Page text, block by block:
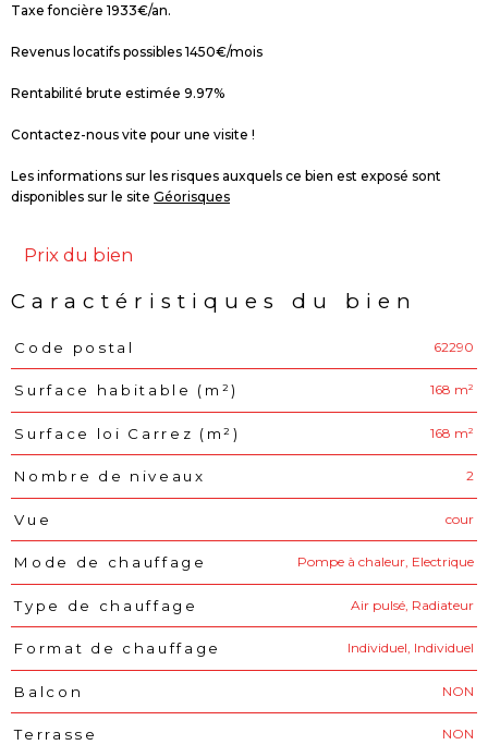
Taxe foncière 1933€/an.
Revenus locatifs possibles 1450€/mois
Rentabilité brute estimée 9.97%
Contactez-nous vite pour une visite !
Les informations sur les risques auxquels ce bien est exposé sont
disponibles sur le site Géorisques
Prix du bien
Caractéristiques du bien
Caractéristiques Valeurs
Code postal 62290
Surface habitable (m²) 168 m²
Surface loi Carrez (m²) 168 m²
Nombre de niveaux 2
Vue cour
Mode de chauffage Pompe à chaleur, Electrique
Type de chauffage Air pulsé, Radiateur
Format de chauffage Individuel, Individuel
Balcon NON
Terrasse NON